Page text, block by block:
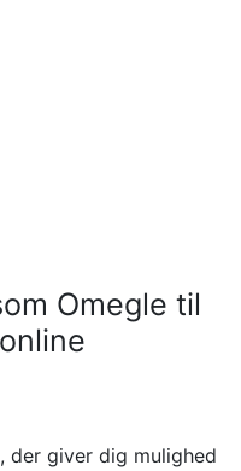
Omegle til
der giver dig mulighed